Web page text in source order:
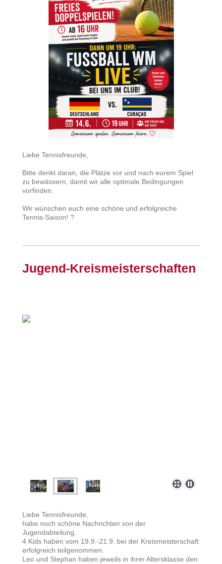
Liebe Tennisfreunde,
Bitte denkt daran, die Plätze vor und nach eurem Spiel
zu bewässern, damit wir alle optimale Bedingungen
vorfinden.
Wir wünschen euch eine schöne und erfolgreiche
Tennis-Saison! ?
Jugend-Kreismeisterschaften
Liebe Tennisfreunde,
habe noch schöne Nachrichten von der
Jugendabteilung.
4 Kids haben vom 19.9.-21.9. bei der Kreismeisterschaft
erfolgreich teilgenommen.
Leo und Stephan haben jeweils in ihrer Altersklasse den